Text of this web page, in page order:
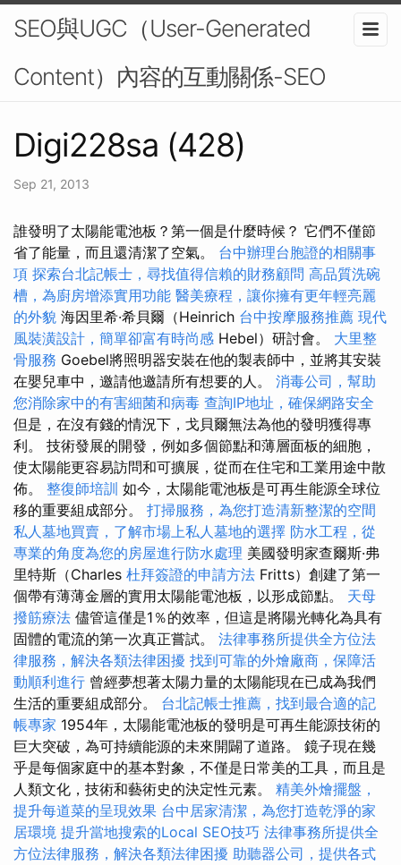
SEO與UGC（User-Generated
Content）內容的互動關係-SEO
Digi228sa (428)
Sep 21, 2013
誰發明了太陽能電池板？第一個是什麼時候？ 它們不僅節
省了能量，而且還清潔了空氣。 台中辦理台胞證的相關事
項 探索台北記帳士，尋找值得信賴的財務顧問 高品質洗碗
槽，為廚房增添實用功能 醫美療程，讓你擁有更年輕亮麗
的外貌 海因里希·希貝爾（Heinrich 台中按摩服務推薦 現代
風裝潢設計，簡單卻富有時尚感 Hebel）研討會。 大里整
骨服務 Goebel將照明器安裝在他的製表師中，並將其安裝
在嬰兒車中，邀請他邀請所有想要的人。 消毒公司，幫助
您消除家中的有害細菌和病毒 查詢IP地址，確保網路安全
但是，在沒有錢的情況下，戈貝爾無法為他的發明獲得專
利。 技術發展的開發，例如多個節點和薄層面板的細胞，
使太陽能更容易訪問和可擴展，從而在住宅和工業用途中散
佈。 整復師培訓 如今，太陽能電池板是可再生能源全球位
移的重要組成部分。 打掃服務，為您打造清新整潔的空間
私人墓地買賣，了解市場上私人墓地的選擇 防水工程，從
專業的角度為您的房屋進行防水處理 美國發明家查爾斯·弗
里特斯（Charles 杜拜簽證的申請方法 Fritts）創建了第一
個帶有薄薄金層的實用太陽能電池板，以形成節點。 天母
撥筋療法 儘管這僅是1％的效率，但這是將陽光轉化為具有
固體的電流的第一次真正嘗試。 法律事務所提供全方位法
律服務，解決各類法律困擾 找到可靠的外燴廠商，保障活
動順利進行 曾經夢想著太陽力量的太陽能現在已成為我們
生活的重要組成部分。 台北記帳士推薦，找到最合適的記
帳專家 1954年，太陽能電池板的發明是可再生能源技術的
巨大突破，為可持續能源的未來開闢了道路。 鏡子現在幾
乎是每個家庭中的基本對象，不僅是日常美的工具，而且是
人類文化，技術和藝術史的決定性元素。 精美外燴擺盤，
提升每道菜的呈現效果 台中居家清潔，為您打造乾淨的家
居環境 提升當地搜索的Local SEO技巧 法律事務所提供全
方位法律服務，解決各類法律困擾 助聽器公司，提供各式